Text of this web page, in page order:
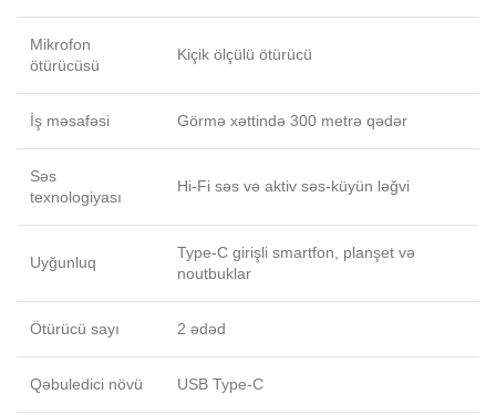
Mikrofon
ötürücüsü
Kiçik ölçülü ötürücü
İş məsafəsi Görmə xəttində 300 metrə qədər
Səs
texnologiyası
Hi-Fi səs və aktiv səs-küyün ləğvi
Uyğunluq
Type-C girişli smartfon, planşet və
noutbuklar
Ötürücü sayı 2 ədəd
Qəbuledici növü USB Type-C